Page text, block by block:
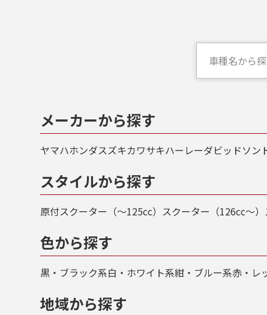
バ
概
是
メーカーから探す
ヤマハホンダスズキカワサキハーレーダビッドソン
スタイルから探す
原付スクーター（～125cc） スクーター（126cc～）
色から探す
黒・ブラック系⽩・ホワイト系紺・ブルー系⾚・レ
地域から探す